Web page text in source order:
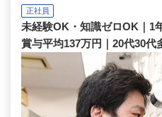
正社員
未経験OK・知識ゼロOK｜1
賞与平均137万円｜20代30代